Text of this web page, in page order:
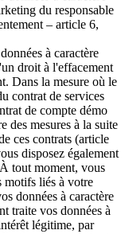
du responsable
– article 6,
à caractère
droit à l'effacement
Dans la mesure où le
contrat de services
de compte démo
des mesures à la suite
ces contrats (article
disposez également
tout moment, vous
motifs liés à votre
données à caractère
traite vos données à
légitime, par